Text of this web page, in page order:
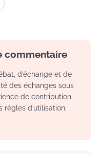
commentaire
d’échange et de
des échanges sous
de contribution,
règles d’utilisation.